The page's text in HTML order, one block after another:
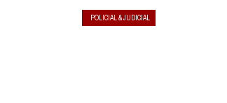
POLICIAL & JUDICIAL